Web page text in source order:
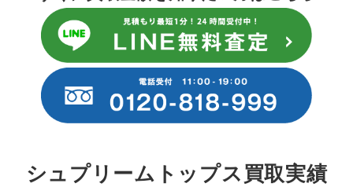
シュプリームトップス買取実績